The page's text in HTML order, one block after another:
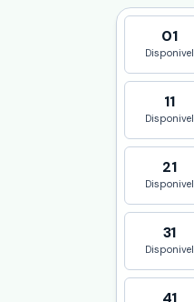
01
Disponivel
11
Disponivel
21
Disponivel
31
Disponivel
41